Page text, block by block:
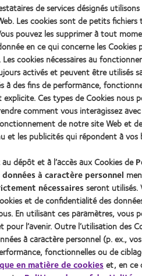
&
2010
Best
for
Leaders
(2012)
Lentilles de contact et
Nouveau porteur
Porteur de longue date
de services désignés
Les cookies sont de petits
pouvez les supprimer à tout
en ce qui concerne les
cookies nécessaires au
activés et peuvent être utilisés
à des fins de performance,
Ces types de Cookies nous
comment vous interagissez
de notre site Web et
et les publicités qui répondent à vos
dépôt et à l’accès aux Cookies de
à caractère personnel
nécessairesseront utilisés.
et de confidentialité des
En utilisant ces paramètres, vous
l’avenir. Outre l’utilisation des
à caractère personnel (p. ex.,
fonctionnelles ou de
en matière de cookieset, en ce